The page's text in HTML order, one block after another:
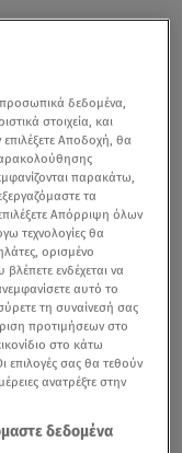
δεδομένα,
στοιχεία, και
Αποδοχή, θα
παρακάτω,
τα
Απόρριψη όλων
τεχνολογίες θα
ορισμένο
ενδέχεται να
αυτό το
τη συναίνεσή σας
προτιμήσεων στο
στο κάτω
επιλογές σας θα τεθούν
ανατρέξτε στην
δεδομένα